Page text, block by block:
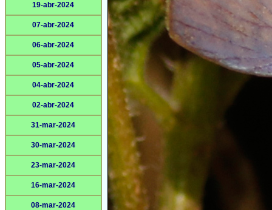
19-abr-2024
07-abr-2024
06-abr-2024
05-abr-2024
04-abr-2024
02-abr-2024
31-mar-2024
30-mar-2024
23-mar-2024
16-mar-2024
08-mar-2024